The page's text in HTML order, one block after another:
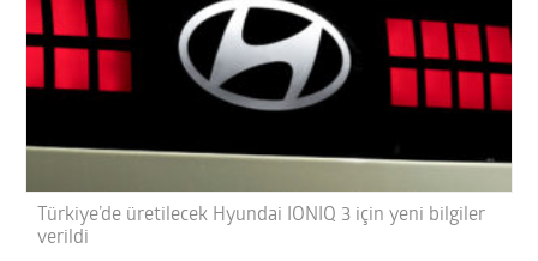
Türkiye’de üretilecek Hyundai IONIQ 3 için yeni bilgiler
verildi